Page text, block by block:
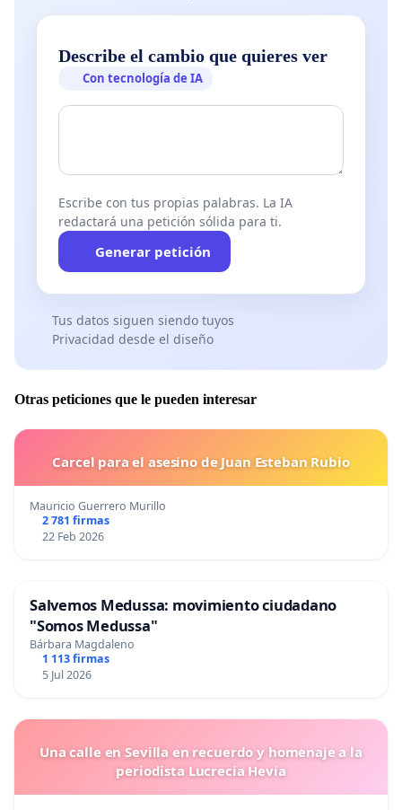
Describe el cambio que quieres ver
Con tecnología de IA
Escribe con tus propias palabras. La IA
redactará una petición sólida para ti.
Generar petición
Tus datos siguen siendo tuyos
Privacidad desde el diseño
Otras peticiones que le pueden interesar
Carcel para el asesino de Juan Esteban Rubio
Mauricio Guerrero Murillo
2 781 firmas
22 Feb 2026
Salvemos Medussa: movimiento ciudadano
"Somos Medussa"
Bárbara Magdaleno
1 113 firmas
5 Jul 2026
Una calle en Sevilla en recuerdo y homenaje a la
periodista Lucrecia Hevia